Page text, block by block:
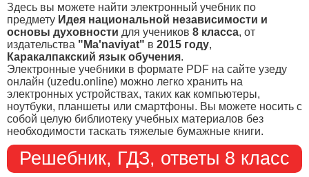
Здесь вы можете найти электронный учебник по
предмету Идея национальной независимости и
основы духовности для учеников 8 класса, от
издательства "Ma'naviyat" в 2015 году,
Каракалпакский язык обучения.
Электронные учебники в формате PDF на сайте узеду
онлайн (uzedu.online) можно легко хранить на
электронных устройствах, таких как компьютеры,
ноутбуки, планшеты или смартфоны. Вы можете носить с
собой целую библиотеку учебных материалов без
необходимости таскать тяжелые бумажные книги.
Решебник, ГДЗ, ответы 8 класс